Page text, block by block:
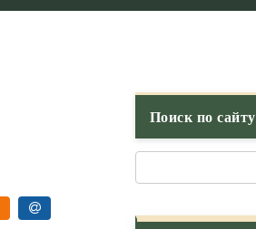
Поиск по сайту